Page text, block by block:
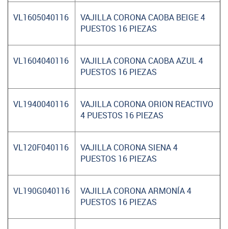
VL1605040116
VAJILLA CORONA CAOBA BEIGE 4
PUESTOS 16 PIEZAS
VL1604040116
VAJILLA CORONA CAOBA AZUL 4
PUESTOS 16 PIEZAS
VL1940040116
VAJILLA CORONA ORION REACTIVO
4 PUESTOS 16 PIEZAS
VL120F040116
VAJILLA CORONA SIENA 4
PUESTOS 16 PIEZAS
VL190G040116
VAJILLA CORONA ARMONÍA 4
PUESTOS 16 PIEZAS